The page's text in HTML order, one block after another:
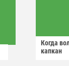
Когда
капкан